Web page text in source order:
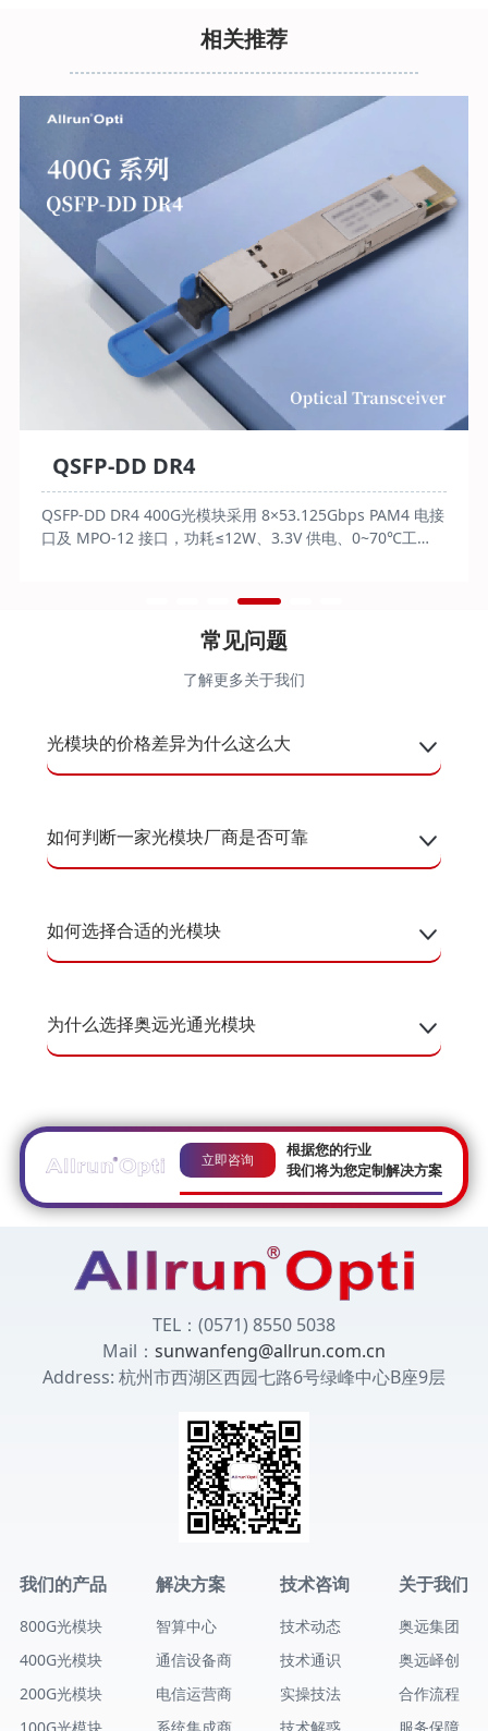
相关推荐
QSFP-DD DR4
QSFP-DD DR4 400G光模块采用 8×53.125Gbps PAM4 电接
口及 MPO-12 接口，功耗≤12W、3.3V 供电、0~70℃工
常见问题
了解更多关于我们
光模块的价格差异为什么这么大
如何判断一家光模块厂商是否可靠
如何选择合适的光模块
为什么选择奥远光通光模块
立即咨询
根据您的行业
我们将为您定制解决方案
TEL：(0571) 8550 5038
Mail： sunwanfeng@allrun.com.cn
Address: 杭州市西湖区西园七路6号绿峰中心B座9层
我们的产品
800G光模块
400G光模块
200G光模块
解决方案
智算中心
通信设备商
电信运营商
技术咨询
技术动态
技术通识
实操技法
关于我们
奥远集团
奥远峄创
合作流程